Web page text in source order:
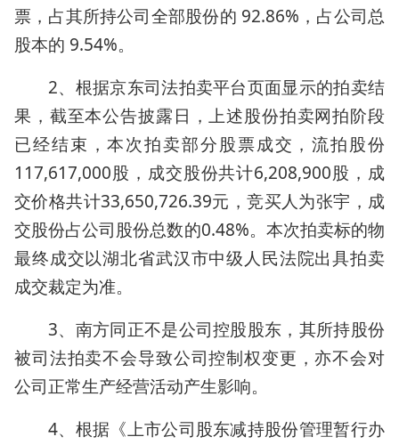
票，占其所持公司全部股份的 92.86%，占公司总
股本的 9.54%。
2、根据京东司法拍卖平台页面显示的拍卖结
果，截至本公告披露日，上述股份拍卖网拍阶段
已经结束，本次拍卖部分股票成交，流拍股份
117,617,000股，成交股份共计6,208,900股，成
交价格共计33,650,726.39元，竞买人为张宇，成
交股份占公司股份总数的0.48%。本次拍卖标的物
最终成交以湖北省武汉市中级人民法院出具拍卖
成交裁定为准。
3、南方同正不是公司控股股东，其所持股份
被司法拍卖不会导致公司控制权变更，亦不会对
公司正常生产经营活动产生影响。
4、根据《上市公司股东减持股份管理暂行办